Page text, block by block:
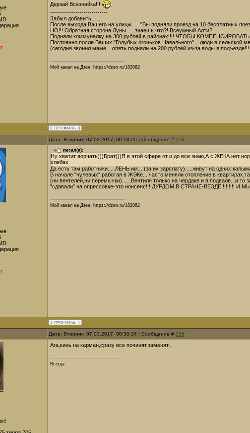
Дерзай Всезнайка!!!
-----------------------------
Забыл добавить......
После выхода Вашего на улицы......"Вы подняли проезд на 10 бесплатных
НО!!! Обратная сторона Луны......знаешь что?! Всеумный Алти?!
Подняли коммуналку на 300 рублей в районах!!!! ЧТОБЫ
Постоянно,после Ваших "Голубых огоньков Навального"....люди в сельской
(сегодня звонил маме....опять подняли на 200 рублей из-за воды в
Мой канал на Дзен: https://dzen.ru/182062
Дата: Вторник, 07.03.2017, 00:18:05 | Сообщение # 158
писал(а):
Ну хватит ворчать)))Брат)))Я в этой сфере от и до все знаю,А с ЖЕКА нет
хлебах.
Да есть там работники.....ЛЕНЬ им....(за их зарплату).....живут на одних
В начале "нулевых",работая в ЖЭКе....часто меняли отопление в
(ни вентелей,ни перемычки)......Вентиля только на чердаке и в подвале...и
"сдавали" на опрессовке-это нонсенс!!! ДУРДОМ В СТРАНЕ-ВЕЗДЕ!!!!!!!!! И
Мой канал на Дзен: https://dzen.ru/182062
Дата: Вторник, 07.03.2017, 00:30:34 | Сообщение # 159
Ага,кинь на карман,сразу все починят,заменят...
Всегда